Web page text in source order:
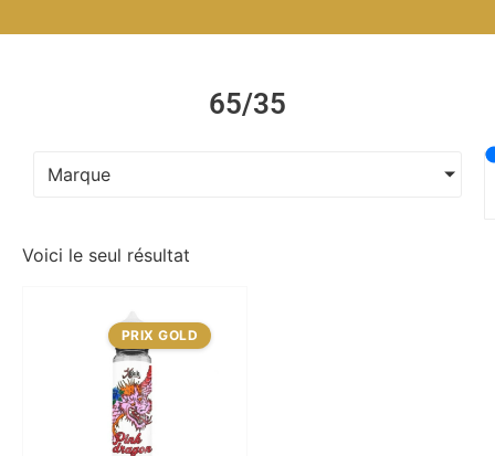
65/35
Marque
Voici le seul résultat
PRIX GOLD